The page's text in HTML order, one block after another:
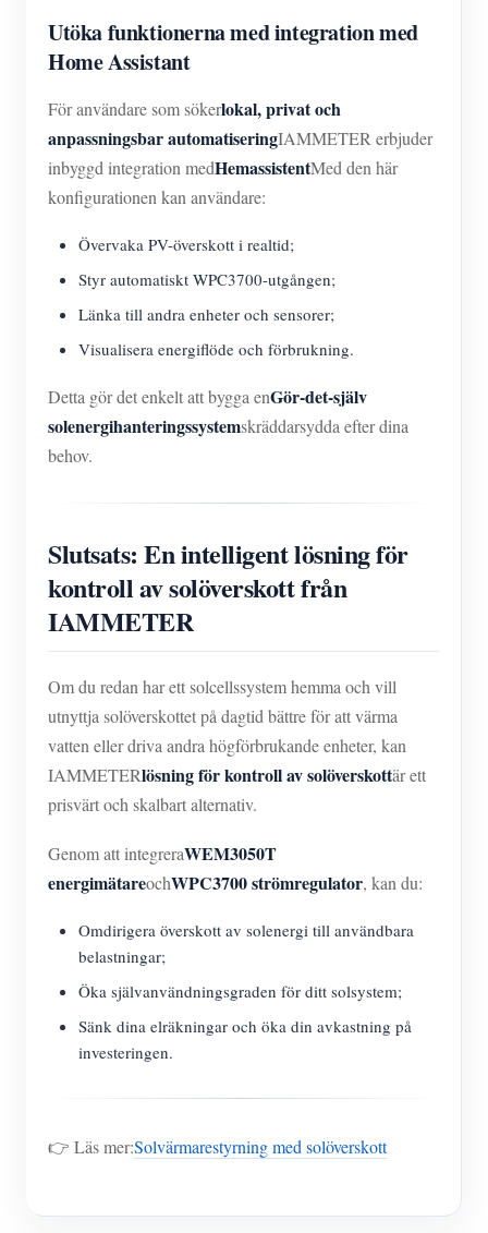
Utöka funktionerna med integration med
Home Assistant
För användare som sökerlokal, privat och
anpassningsbar automatiseringIAMMETER erbjuder
inbyggd integration medHemassistentMed den här
konfigurationen kan användare:
Övervaka PV-överskott i realtid;
Styr automatiskt WPC3700-utgången;
Länka till andra enheter och sensorer;
Visualisera energiflöde och förbrukning.
Detta gör det enkelt att bygga enGör-det-själv
solenergihanteringssystemskräddarsydda efter dina
behov.
Slutsats: En intelligent lösning för
kontroll av solöverskott från
IAMMETER
Om du redan har ett solcellssystem hemma och vill
utnyttja solöverskottet på dagtid bättre för att värma
vatten eller driva andra högförbrukande enheter, kan
IAMMETERlösning för kontroll av solöverskottär ett
prisvärt och skalbart alternativ.
Genom att integreraWEM3050T
energimätareochWPC3700 strömregulator, kan du:
Omdirigera överskott av solenergi till användbara
belastningar;
Öka självanvändningsgraden för ditt solsystem;
Sänk dina elräkningar och öka din avkastning på
investeringen.
👉 Läs mer:Solvärmarestyrning med solöverskott